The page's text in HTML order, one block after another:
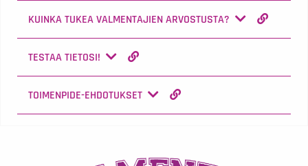
KUINKA TUKEA VALMENTAJIEN ARVOSTUSTA?
TESTAA TIETOSI!
TOIMENPIDE-EHDOTUKSET